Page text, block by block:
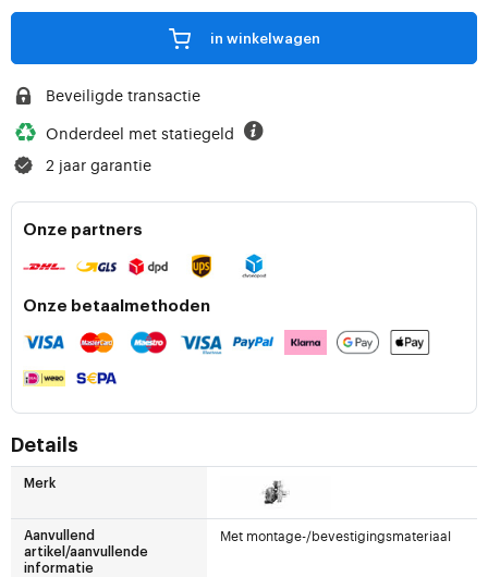
in winkelwagen
Beveiligde transactie
Onderdeel met statiegeld
2 jaar garantie
Onze partners
Onze betaalmethoden
Details
Merk
Aanvullend
artikel/aanvullende
informatie
Met montage-/bevestigingsmateriaal